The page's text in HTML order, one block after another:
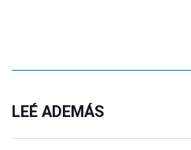
LEÉ ADEMÁS